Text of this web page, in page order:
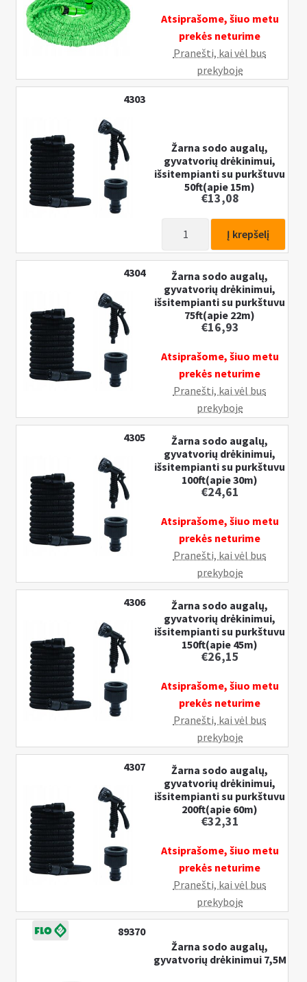
Atsiprašome, šiuo metu
prekės neturime
Pranešti, kai vėl bus
prekyboje
4303
Žarna sodo augalų,
gyvatvorių drėkinimui,
išsitempianti su purkštuvu
50ft(apie 15m)
€13,08
Žarna
sodo
augalų,
gyvatvorių
drėkinimui,
su
purkštuvu
50ft(apie
15m)
Į krepšelį
4304
Žarna sodo augalų,
gyvatvorių drėkinimui,
išsitempianti su purkštuvu
75ft(apie 22m)
€16,93
Atsiprašome, šiuo metu
prekės neturime
Pranešti, kai vėl bus
prekyboje
4305
Žarna sodo augalų,
gyvatvorių drėkinimui,
išsitempianti su purkštuvu
100ft(apie 30m)
€24,61
Atsiprašome, šiuo metu
prekės neturime
Pranešti, kai vėl bus
prekyboje
4306
Žarna sodo augalų,
gyvatvorių drėkinimui,
išsitempianti su purkštuvu
150ft(apie 45m)
€26,15
Atsiprašome, šiuo metu
prekės neturime
Pranešti, kai vėl bus
prekyboje
4307
Žarna sodo augalų,
gyvatvorių drėkinimui,
išsitempianti su purkštuvu
200ft(apie 60m)
€32,31
Atsiprašome, šiuo metu
prekės neturime
Pranešti, kai vėl bus
prekyboje
89370
Žarna sodo augalų,
gyvatvorių drėkinimui 7,5M